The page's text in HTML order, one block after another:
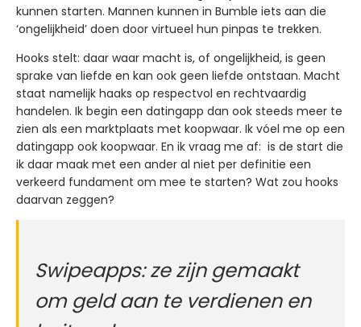
kunnen starten. Mannen kunnen in Bumble iets aan die
‘ongelijkheid’ doen door virtueel hun pinpas te trekken.
Hooks stelt: daar waar macht is, of ongelijkheid, is geen
sprake van liefde en kan ook geen liefde ontstaan. Macht
staat namelijk haaks op respectvol en rechtvaardig
handelen. Ik begin een datingapp dan ook steeds meer te
zien als een marktplaats met koopwaar. Ik vóel me op een
datingapp ook koopwaar. En ik vraag me af: is de start die
ik daar maak met een ander al niet per definitie een
verkeerd fundament om mee te starten? Wat zou hooks
daarvan zeggen?
Swipeapps: ze zijn gemaakt
om geld aan te verdienen en